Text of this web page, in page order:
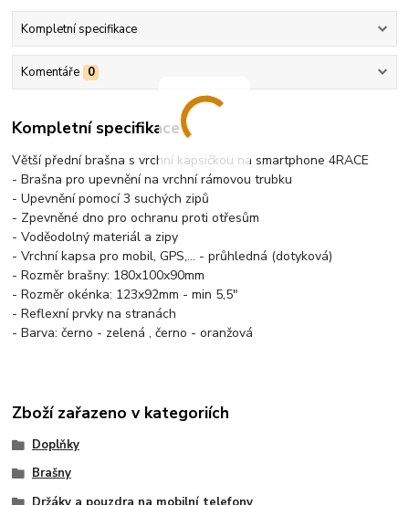
Kompletní specifikace
Komentáře 0
Kompletní specifikace
Větší přední brašna s vrchní kapsičkou na smartphone 4RACE
- Brašna pro upevnění na vrchní rámovou trubku
- Upevnění pomocí 3 suchých zipů
- Zpevněné dno pro ochranu proti otřesům
- Voděodolný materiál a zipy
- Vrchní kapsa pro mobil, GPS,... - průhledná (dotyková)
- Rozměr brašny: 180x100x90mm
- Rozměr okénka: 123x92mm - min 5,5"
- Reflexní prvky na stranách
- Barva: černo - zelená , černo - oranžová
Zboží zařazeno v kategoriích
Doplňky
Brašny